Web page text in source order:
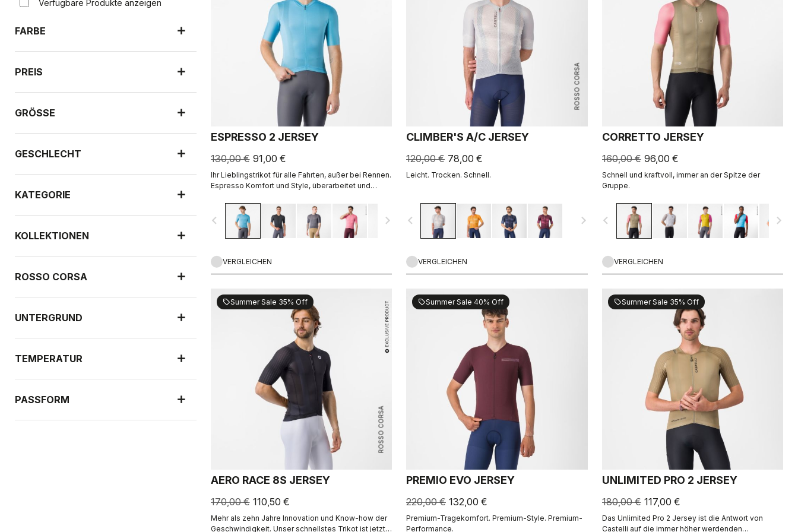
Verfügbare Produkte anzeigen
FARBE
PREIS
GRÖSSE
GESCHLECHT
KATEGORIE
KOLLEKTIONEN
ROSSO CORSA
UNTERGRUND
TEMPERATUR
PASSFORM
ESPRESSO 2 JERSEY
130,00 € 91,00 €
Ihr Lieblingstrikot für alle Fahrten, außer bei Rennen.
Espresso Komfort und Style, überarbeitet und
navigate_before navigate_next
VERGLEICHEN
ROSSO CORSA
CLIMBER'S A/C JERSEY
120,00 € 78,00 €
Leicht. Trocken. Schnell.
navigate_before navigate_next
VERGLEICHEN
CORRETTO JERSEY
160,00 € 96,00 €
Schnell und kraftvoll, immer an der Spitze der
Gruppe.
navigate_before navigate_next
VERGLEICHEN
ROSSO CORSA
sellSummer Sale 35% Off
AERO RACE 8S JERSEY
170,00 € 110,50 €
Mehr als zehn Jahre Innovation und Know-how der
Geschwindigkeit. Unser schnellstes Trikot ist jetzt
sellSummer Sale 40% Off
PREMIO EVO JERSEY
220,00 € 132,00 €
Premium-Tragekomfort. Premium-Style. Premium-
Performance.
sellSummer Sale 35% Off
UNLIMITED PRO 2 JERSEY
180,00 € 117,00 €
Das Unlimited Pro 2 Jersey ist die Antwort von
Castelli auf die immer höher werdenden